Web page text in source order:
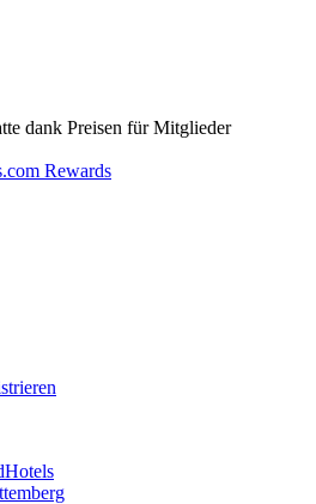
dank Preisen für Mitglieder
Rewards
Hotels